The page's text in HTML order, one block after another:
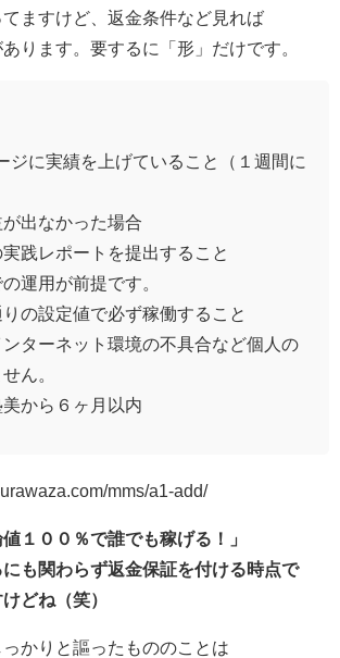
ますけど、返金条件など見れば
ります。要するに「形」だけです。
ジに実績を上げていること（１週間に
が出なかった場合
実践レポートを提出すること
運用が前提です。
の設定値で必ず稼働すること
ターネット環境の不具合など個人の
ん。
から６ヶ月以内
mms/a1-add/
１００％で誰でも稼げる！」
も関わらず返金保証を付ける時点で
どね（笑）
かりと謳ったもののことは